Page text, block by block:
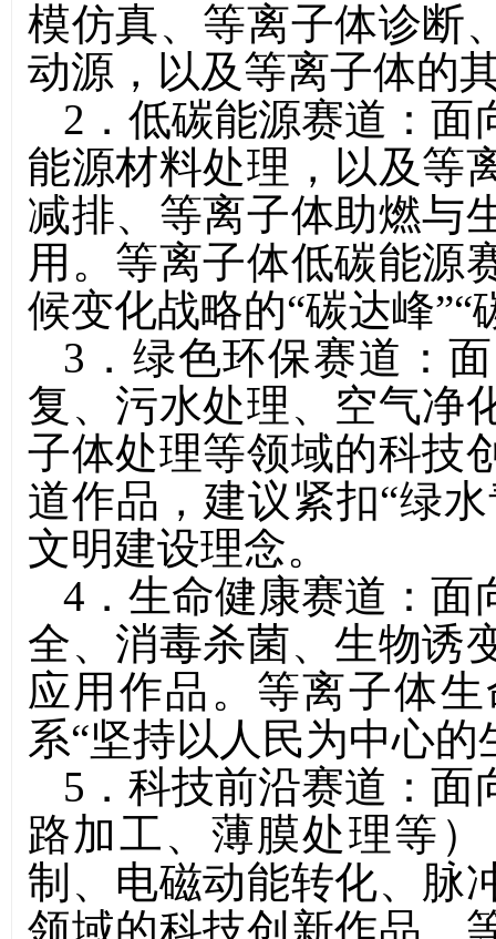
模仿真、等离子体诊断
动源，以及等离子体的
2 ．低碳能源赛道：
能源材料处理，以及等
减排、等离子体助燃与
用。等离子体低碳能源
候变化战略的“碳达峰”“
3 ．绿色环保赛道：
复、污水处理、空气净
子体处理等领域的科技
道作品，建议紧扣“绿
文明建设理念。
4 ．生命健康赛道：
全、消毒杀菌、生物诱
应用作品。等离子体
系“坚持以人民为中心
5 ．科技前沿赛道：
路加工、薄膜处理等
制、电磁动能转化、脉